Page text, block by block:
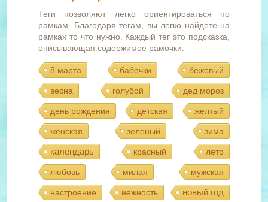
Теги позволяют легко ориентироваться по
рамкам. Благодаря тегам, вы легко найдете на
рамках то что нужно. Каждый тег это подсказка,
описывающая содержимое рамочки.
8 марта бабочки бежевый
весна голубой дед мороз
день рождения детская желтый
женская зеленый зима
календарь красный лето
любовь милая мужская
настроение нежность новый год